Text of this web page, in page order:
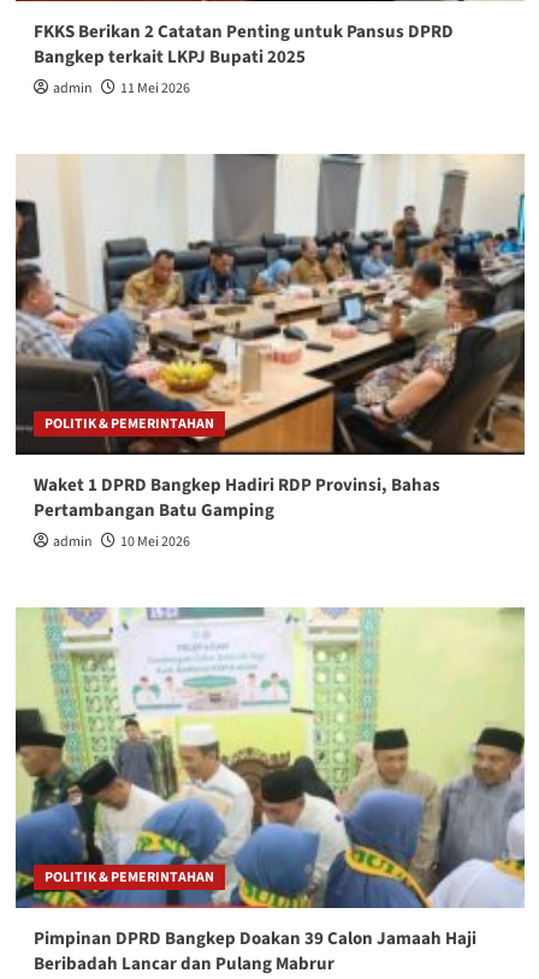
FKKS Berikan 2 Catatan Penting untuk Pansus DPRD
Bangkep terkait LKPJ Bupati 2025
admin 11 Mei 2026
POLITIK & PEMERINTAHAN
Waket 1 DPRD Bangkep Hadiri RDP Provinsi, Bahas
Pertambangan Batu Gamping
admin 10 Mei 2026
POLITIK & PEMERINTAHAN
Pimpinan DPRD Bangkep Doakan 39 Calon Jamaah Haji
Beribadah Lancar dan Pulang Mabrur